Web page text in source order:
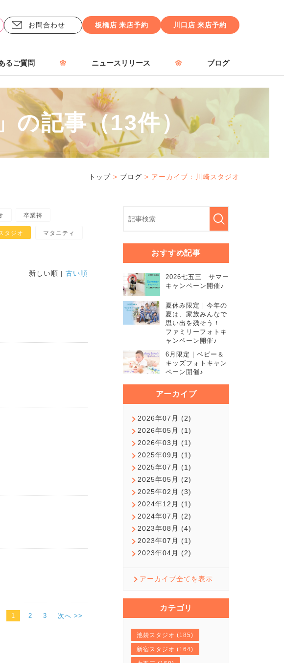
お問合わせ 板橋店 来店予約 川口店 来店予約
るご質問 ニュースリリース ブログ
の記事（13件）
トップ> ブログ > アーカイブ：川崎スタジオ
卒業袴
タジオ マタニティ
新しい順 | 古い順
1 2 3 次へ >>
おすすめ記事
2026七五三 サマー
キャンペーン開催♪
夏休み限定｜今年の
夏は、家族みんなで
思い出を残そう！
ファミリーフォトキ
ャンペーン開催♪
6月限定｜ベビー＆
キッズフォトキャン
ペーン開催♪
アーカイブ
2026年07月 (2)
2026年05月 (1)
2026年03月 (1)
2025年09月 (1)
2025年07月 (1)
2025年05月 (2)
2025年02月 (3)
2024年12月 (1)
2024年07月 (2)
2023年08月 (4)
2023年07月 (1)
2023年04月 (2)
アーカイブ全てを表示
カテゴリ
池袋スタジオ (185)
新宿スタジオ (164)